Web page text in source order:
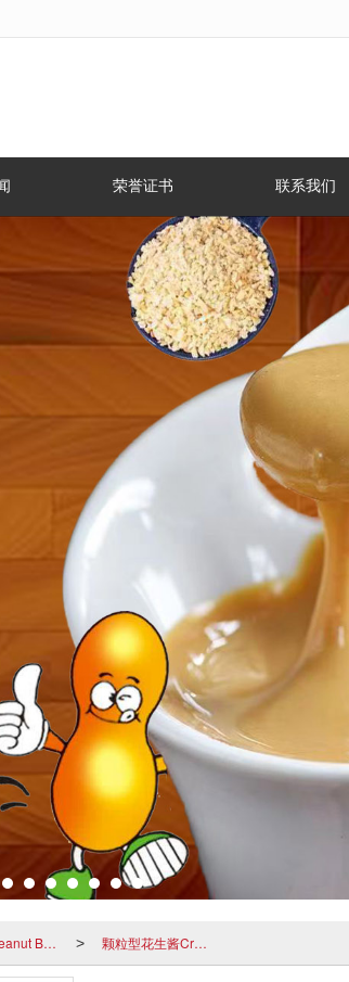
荣誉证书 联系我们
花生酱Peanut Butter > 颗粒型花生酱Crunchy Peanut Butter